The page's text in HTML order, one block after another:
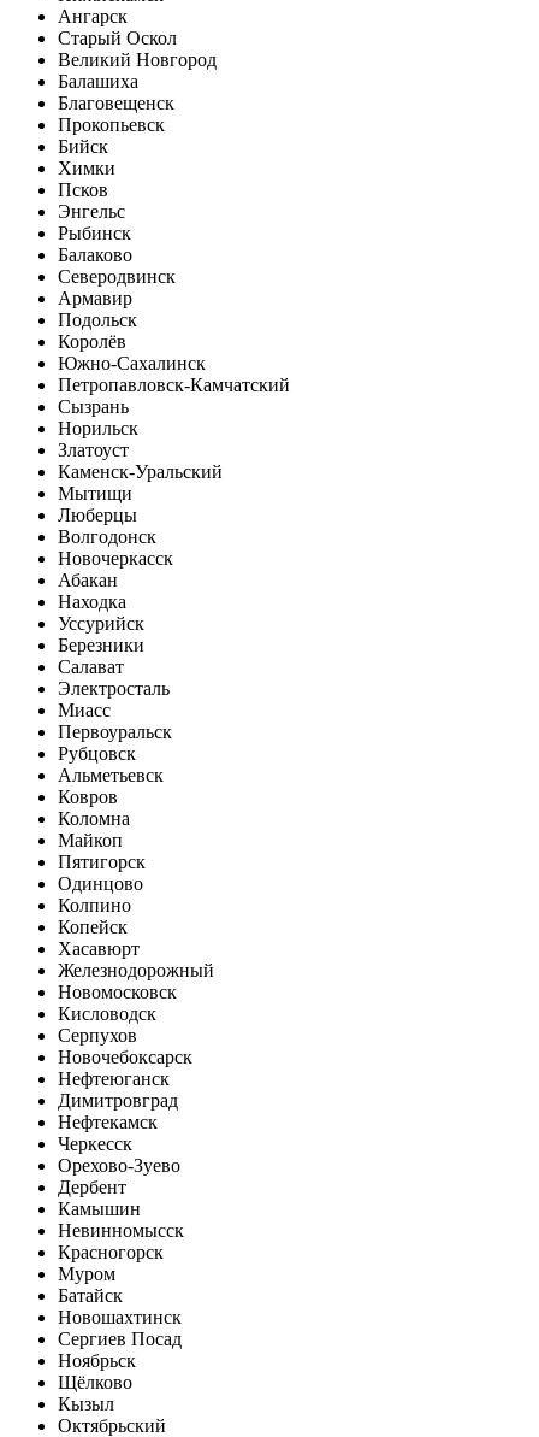
Ангарск
Старый Оскол
Великий Новгород
Балашиха
Благовещенск
Прокопьевск
Бийск
Химки
Псков
Энгельс
Рыбинск
Балаково
Северодвинск
Армавир
Подольск
Королёв
Южно-Сахалинск
Петропавловск-Камчатский
Сызрань
Норильск
Златоуст
Каменск-Уральский
Мытищи
Люберцы
Волгодонск
Новочеркасск
Абакан
Находка
Уссурийск
Березники
Салават
Электросталь
Миасс
Первоуральск
Рубцовск
Альметьевск
Ковров
Коломна
Майкоп
Пятигорск
Одинцово
Колпино
Копейск
Хасавюрт
Железнодорожный
Новомосковск
Кисловодск
Серпухов
Новочебоксарск
Нефтеюганск
Димитровград
Нефтекамск
Черкесск
Орехово-Зуево
Дербент
Камышин
Невинномысск
Красногорск
Муром
Батайск
Новошахтинск
Сергиев Посад
Ноябрьск
Щёлково
Кызыл
Октябрьский